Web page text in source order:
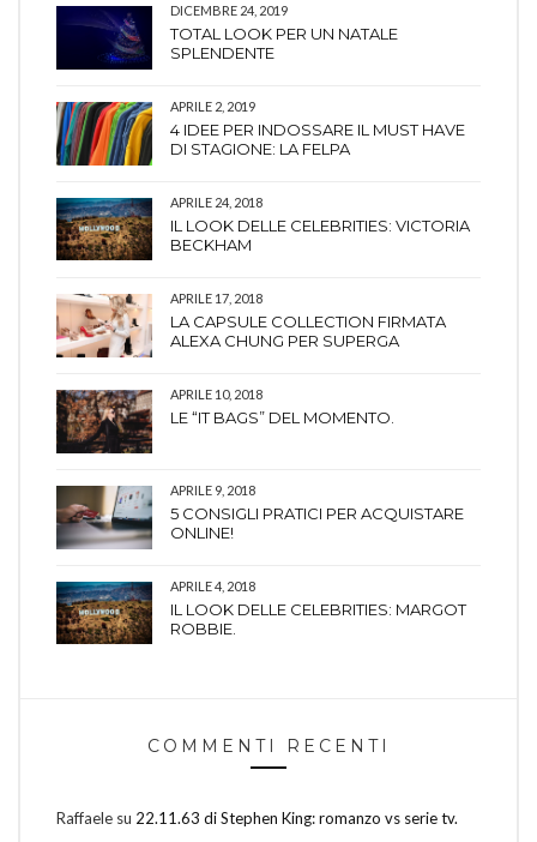
DICEMBRE 24, 2019
TOTAL LOOK PER UN NATALE
SPLENDENTE
APRILE 2, 2019
4 IDEE PER INDOSSARE IL MUST HAVE
DI STAGIONE: LA FELPA
APRILE 24, 2018
IL LOOK DELLE CELEBRITIES: VICTORIA
BECKHAM
APRILE 17, 2018
LA CAPSULE COLLECTION FIRMATA
ALEXA CHUNG PER SUPERGA
APRILE 10, 2018
LE “IT BAGS” DEL MOMENTO.
APRILE 9, 2018
5 CONSIGLI PRATICI PER ACQUISTARE
ONLINE!
APRILE 4, 2018
IL LOOK DELLE CELEBRITIES: MARGOT
ROBBIE.
COMMENTI RECENTI
Raffaele su 22.11.63 di Stephen King: romanzo vs serie tv.